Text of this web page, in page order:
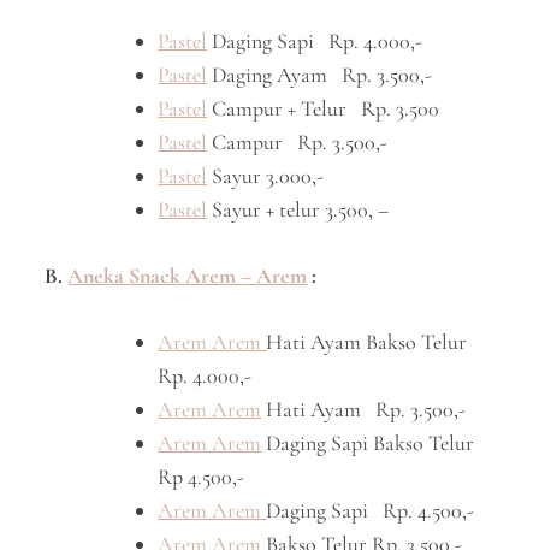
Pastel Daging Sapi Rp. 4.000,-
Pastel Daging Ayam Rp. 3.500,-
Pastel Campur + Telur Rp. 3.500
Pastel Campur Rp. 3.500,-
Pastel Sayur 3.000,-
Pastel Sayur + telur 3.500, –
B.Aneka Snack Arem – Arem :
Arem Arem Hati Ayam Bakso Telur
Rp. 4.000,-
Arem Arem Hati Ayam Rp. 3.500,-
Arem Arem Daging Sapi Bakso Telur
Rp 4.500,-
Arem Arem Daging Sapi Rp. 4.500,-
Arem Arem Bakso Telur Rp. 3.500,-